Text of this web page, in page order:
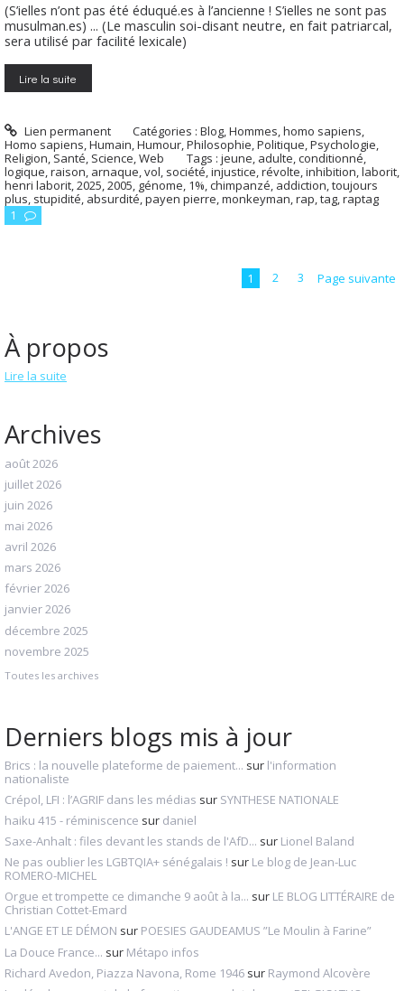
(S’ielles n’ont pas été éduqué.es à l’ancienne ! S’ielles ne sont pas
musulman.es) ... (Le masculin soi-disant neutre, en fait patriarcal,
sera utilisé par facilité lexicale)
Lire la suite
Lien permanent Catégories :Blog ,Hommes, homo sapiens
Homo sapiens Humain Humour Philosophie Politique Psychologie
Religion Santé Science Web Tags : jeune adulte conditionné
logique raison arnaque vol société injustice révolte inhibition laborit
henri laborit 2025 2005 génome 1% chimpanzé addiction toujours
plus stupidité absurdité payen pierre monkeyman rap tag raptag
1
1 2 3 Page suivante
À propos
Lire la suite
Archives
août 2026
juillet 2026
juin 2026
mai 2026
avril 2026
mars 2026
février 2026
janvier 2026
décembre 2025
novembre 2025
Toutes les archives
Derniers blogs mis à jour
Brics : la nouvelle plateforme de paiement... sur l'information
nationaliste
Crépol, LFI : l’AGRIF dans les médias sur SYNTHESE NATIONALE
haiku 415 - réminiscence sur daniel
Saxe-Anhalt : files devant les stands de l'AfD... sur Lionel Baland
Ne pas oublier les LGBTQIA+ sénégalais ! sur Le blog de Jean-Luc
ROMERO-MICHEL
Orgue et trompette ce dimanche 9 août à la... sur LE BLOG LITTÉRAIRE de
Christian Cottet-Emard
L'ANGE ET LE DÉMON sur POESIES GAUDEAMUS ”Le Moulin à Farine”
La Douce France... sur Métapo infos
Richard Avedon, Piazza Navona, Rome 1946 sur Raymond Alcovère